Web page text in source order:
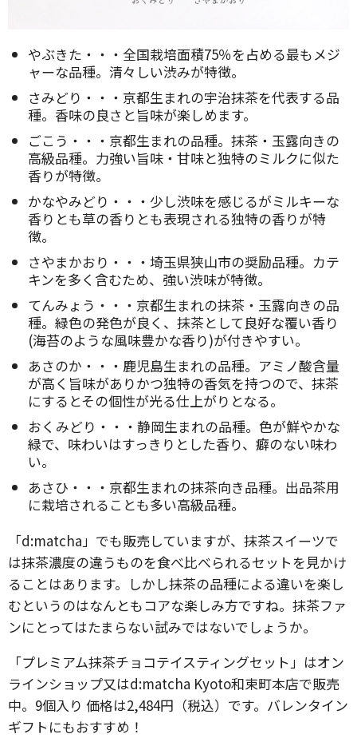
やぶきた・・・全国栽培面積75％を占める最もメジ
ャーな品種。清々しい渋みが特徴。
さみどり・・・京都生まれの宇治抹茶を代表する品
種。香味の良さと旨味が楽しめます。
ごこう・・・京都生まれの品種。抹茶・玉露向きの
高級品種。力強い旨味・甘味と独特のミルクに似た
香りが特徴。
かなやみどり・・・少し渋味を感じるがミルキーな
香りとも草の香りとも表現される独特の香りが特
徴。
さやまかおり・・・埼玉県狭山市の奨励品種。カテ
キンを多く含むため、強い渋味が特徴。
てんみょう・・・京都生まれの抹茶・玉露向きの品
種。緑色の発色が良く、抹茶として良好な覆い香り
(海苔のような風味豊かな香り)が付きやすい。
あさのか・・・鹿児島生まれの品種。アミノ酸含量
が高く旨味がありかつ独特の香気を持つので、抹茶
にするとその個性が光る仕上がりとなる。
おくみどり・・・静岡生まれの品種。色が鮮やかな
緑で、味わいはすっきりとした香り、癖のない味わ
い。
あさひ・・・京都生まれの抹茶向き品種。出品茶用
に栽培されることも多い高級品種。
「d:matcha」でも販売していますが、抹茶スイーツで
は抹茶濃度の違うものを食べ比べられるセットを見かけ
ることはあります。しかし抹茶の品種による違いを楽し
むというのはなんともコアな楽しみ方ですね。抹茶ファ
ンにとってはたまらない試みではないでしょうか。
「プレミアム抹茶チョコテイスティングセット」はオン
ラインショップ又はd:matcha Kyoto和束町本店で販売
中。9個入り 価格は2,484円（税込）です。バレンタイン
ギフトにもおすすめ！